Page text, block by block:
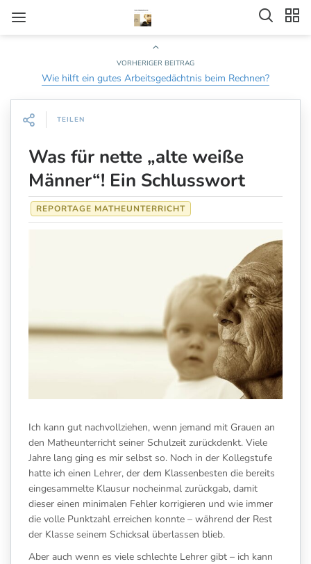
VORHERIGER BEITRAG
Wie hilft ein gutes Arbeitsgedächtnis beim Rechnen?
TEILEN
Was für nette „alte weiße
Männer“! Ein Schlusswort
REPORTAGE MATHEUNTERRICHT
Ich kann gut nachvollziehen, wenn jemand mit Grauen an
den Matheunterricht seiner Schulzeit zurückdenkt. Viele
Jahre lang ging es mir selbst so. Noch in der Kollegstufe
hatte ich einen Lehrer, der dem Klassenbesten die bereits
eingesammelte Klausur nocheinmal zurückgab, damit
dieser einen minimalen Fehler korrigieren und wie immer
die volle Punktzahl erreichen konnte – während der Rest
der Klasse seinem Schicksal überlassen blieb.
Aber auch wenn es viele schlechte Lehrer gibt – ich kann